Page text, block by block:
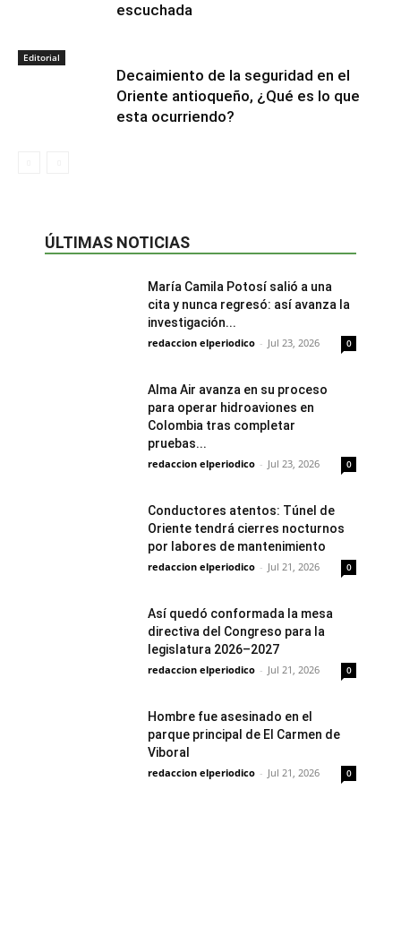
escuchada
Editorial
Decaimiento de la seguridad en el
Oriente antioqueño, ¿Qué es lo que
esta ocurriendo?
ÚLTIMAS NOTICIAS
María Camila Potosí salió a una
cita y nunca regresó: así avanza la
investigación...
redaccion elperiodico - Jul 23, 2026 0
Alma Air avanza en su proceso
para operar hidroaviones en
Colombia tras completar
pruebas...
redaccion elperiodico - Jul 23, 2026 0
Conductores atentos: Túnel de
Oriente tendrá cierres nocturnos
por labores de mantenimiento
redaccion elperiodico - Jul 21, 2026 0
Así quedó conformada la mesa
directiva del Congreso para la
legislatura 2026–2027
redaccion elperiodico - Jul 21, 2026 0
Hombre fue asesinado en el
parque principal de El Carmen de
Viboral
redaccion elperiodico - Jul 21, 2026 0